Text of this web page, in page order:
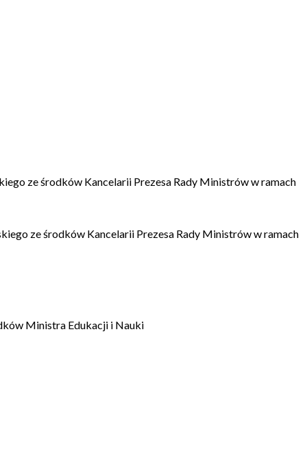
ze środków Kancelarii Prezesa Rady Ministrów w ramach
ze środków Kancelarii Prezesa Rady Ministrów w ramach
Ministra Edukacji i Nauki